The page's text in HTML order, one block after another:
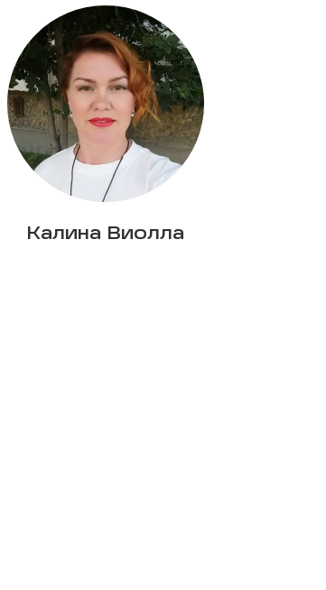
Калина Виолла